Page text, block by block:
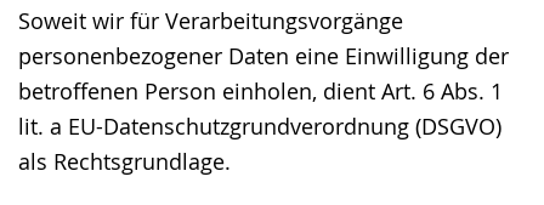
Soweit wir für Verarbeitungsvorgänge
personenbezogener Daten eine Einwilligung der
betroffenen Person einholen, dient Art. 6 Abs. 1
lit. a EU-Datenschutzgrundverordnung (DSGVO)
als Rechtsgrundlage.